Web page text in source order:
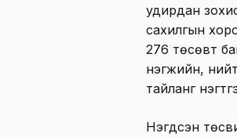
удирдан
сахилгын
276 төсөвт
нэгжийн, нийт
тайланг
Нэгдсэн